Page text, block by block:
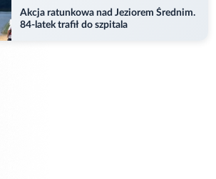
Akcja ratunkowa nad Jeziorem Średnim.
84-latek trafił do szpitala